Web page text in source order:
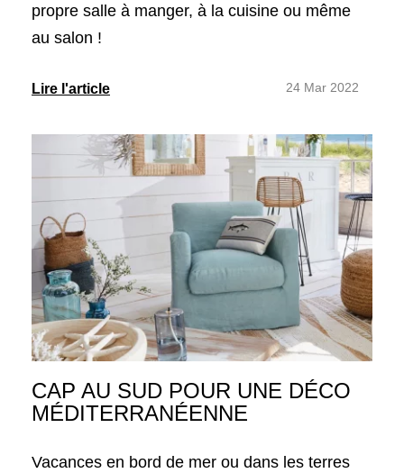
propre salle à manger, à la cuisine ou même
au salon !
Lire l'article 24 Mar 2022
CAP AU SUD POUR UNE DÉCO
MÉDITERRANÉENNE
Vacances en bord de mer ou dans les terres